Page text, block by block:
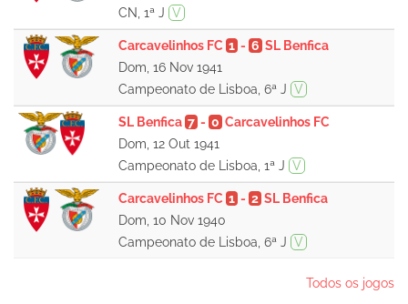
CN, 1ª J V
Carcavelinhos FC 1- 6 SL Benfica
Dom, 16 Nov 1941
Campeonato de Lisboa, 6ª J V
SL Benfica 7- 0 Carcavelinhos FC
Dom, 12 Out 1941
Campeonato de Lisboa, 1ª J V
Carcavelinhos FC 1- 2 SL Benfica
Dom, 10 Nov 1940
Campeonato de Lisboa, 6ª J V
Todos os jogos